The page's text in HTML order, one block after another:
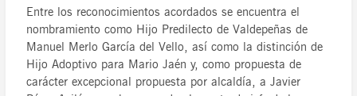
Entre los reconocimientos acordados se encuentra el
nombramiento como Hijo Predilecto de Valdepeñas de
Manuel Merlo García del Vello, así como la distinción de
Hijo Adoptivo para Mario Jaén y, como propuesta de
carácter excepcional propuesta por alcaldía, a Javier